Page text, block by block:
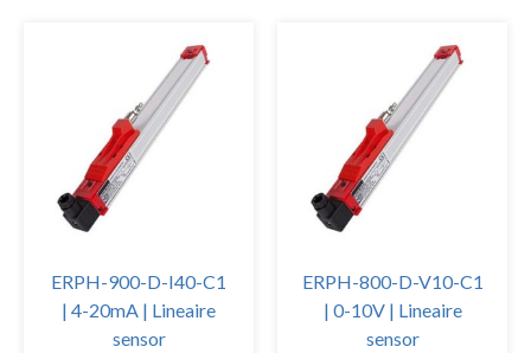
ERPH-900-D-I40-C1
| 4-20mA | Lineaire
sensor
ERPH-800-D-V10-C1
| 0-10V | Lineaire
sensor